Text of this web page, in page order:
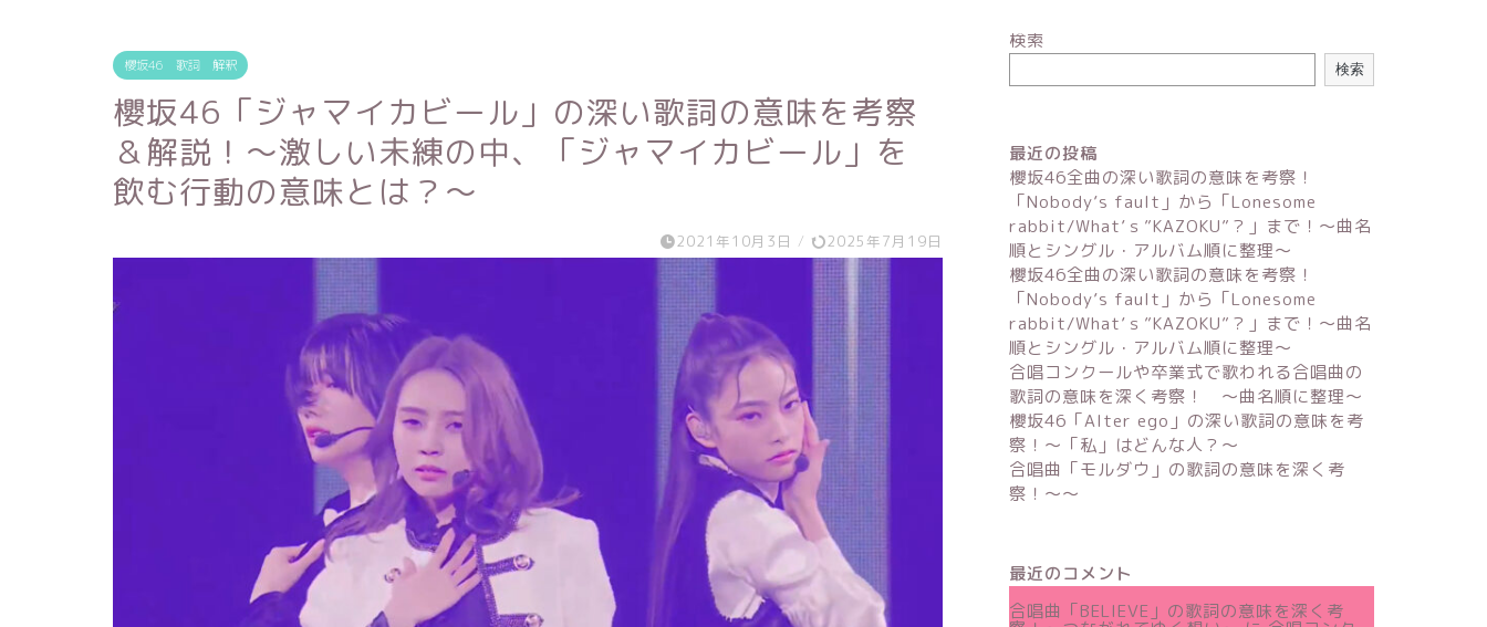
櫻坂46 歌詞 解釈
櫻坂46「ジャマイカビール」の深い歌詞の意味を考察
＆解説！～激しい未練の中、「ジャマイカビール」を
飲む行動の意味とは？～
2021年10月3日 / 2025年7月19日
検索
検索
最近の投稿
櫻坂46全曲の深い歌詞の意味を考察！
「Nobody’s fault」から「Lonesome
rabbit/What’ｓ”KAZOKU”？」まで！〜曲名
順とシングル・アルバム順に整理～
櫻坂46全曲の深い歌詞の意味を考察！
「Nobody’s fault」から「Lonesome
rabbit/What’ｓ”KAZOKU”？」まで！〜曲名
順とシングル・アルバム順に整理～
合唱コンクールや卒業式で歌われる合唱曲の
歌詞の意味を深く考察！ 〜曲名順に整理〜
櫻坂46「Alter ego」の深い歌詞の意味を考
察！〜「私」はどんな人？～
合唱曲「モルダウ」の歌詞の意味を深く考
察！〜〜
最近のコメント
合唱曲「BELIEVE」の歌詞の意味を深く考